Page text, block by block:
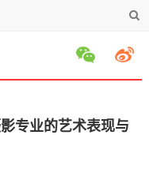
专业的艺术表现与